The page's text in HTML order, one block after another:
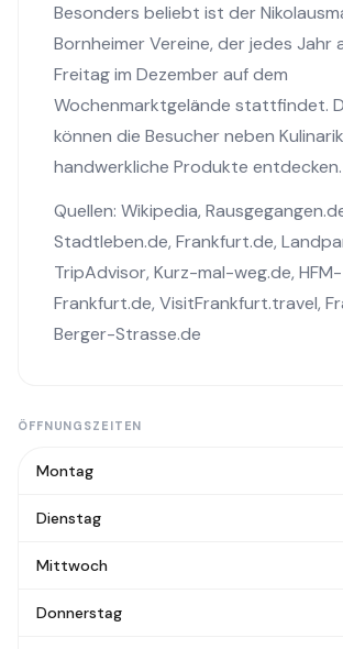
Besonders beliebt ist der
Bornheimer Vereine, der jedes Jahr
Freitag im Dezember auf dem
Wochenmarktgelände stattfindet.
können die Besucher neben
handwerkliche Produkte entdecken.
Quellen: Wikipedia,
Stadtleben.de, Frankfurt.de,
TripAdvisor, Kurz-mal-weg.de, HFM-
Frankfurt.de, VisitFrankfurt.travel,
Berger-Strasse.de
ÖFFNUNGSZEITEN
Montag
Dienstag
Mittwoch
Donnerstag